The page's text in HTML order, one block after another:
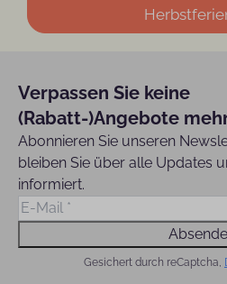
Verpassen Sie keine
(Rabatt-)Angebote
Abonnieren Sie unseren
bleiben Sie über alle Updates
informiert.
Gesichert durch reCaptcha,